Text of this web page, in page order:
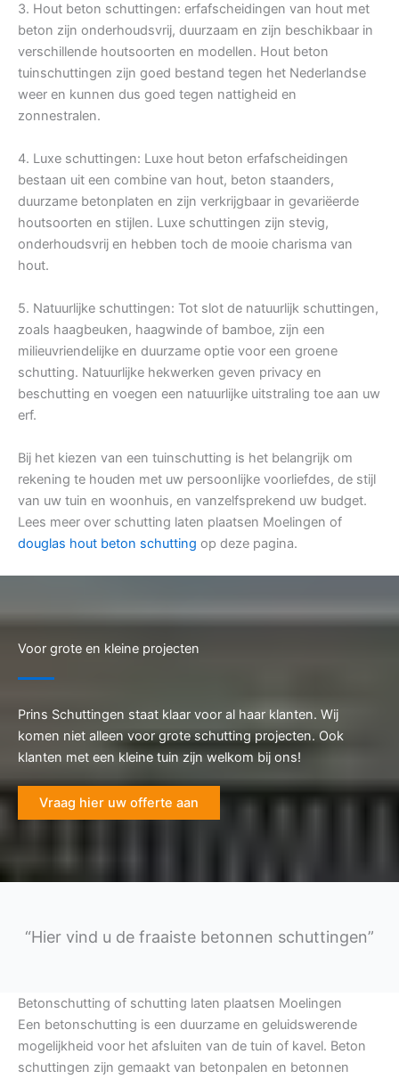
3. Hout beton schuttingen: erfafscheidingen van hout met
beton zijn onderhoudsvrij, duurzaam en zijn beschikbaar in
verschillende houtsoorten en modellen. Hout beton
tuinschuttingen zijn goed bestand tegen het Nederlandse
weer en kunnen dus goed tegen nattigheid en
zonnestralen.
4. Luxe schuttingen: Luxe hout beton erfafscheidingen
bestaan uit een combine van hout, beton staanders,
duurzame betonplaten en zijn verkrijgbaar in gevariëerde
houtsoorten en stijlen. Luxe schuttingen zijn stevig,
onderhoudsvrij en hebben toch de mooie charisma van
hout.
5. Natuurlijke schuttingen: Tot slot de natuurlijk schuttingen,
zoals haagbeuken, haagwinde of bamboe, zijn een
milieuvriendelijke en duurzame optie voor een groene
schutting. Natuurlijke hekwerken geven privacy en
beschutting en voegen een natuurlijke uitstraling toe aan uw
erf.
Bij het kiezen van een tuinschutting is het belangrijk om
rekening te houden met uw persoonlijke voorliefdes, de stijl
van uw tuin en woonhuis, en vanzelfsprekend uw budget.
Lees meer over schutting laten plaatsen Moelingen of
douglas hout beton schutting op deze pagina.
Voor grote en kleine projecten
Prins Schuttingen staat klaar voor al haar klanten. Wij
komen niet alleen voor grote schutting projecten. Ook
klanten met een kleine tuin zijn welkom bij ons!
Vraag hier uw offerte aan
“Hier vind u de fraaiste betonnen schuttingen”
Betonschutting of schutting laten plaatsen Moelingen
Een betonschutting is een duurzame en geluidswerende
mogelijkheid voor het afsluiten van de tuin of kavel. Beton
schuttingen zijn gemaakt van betonpalen en betonnen